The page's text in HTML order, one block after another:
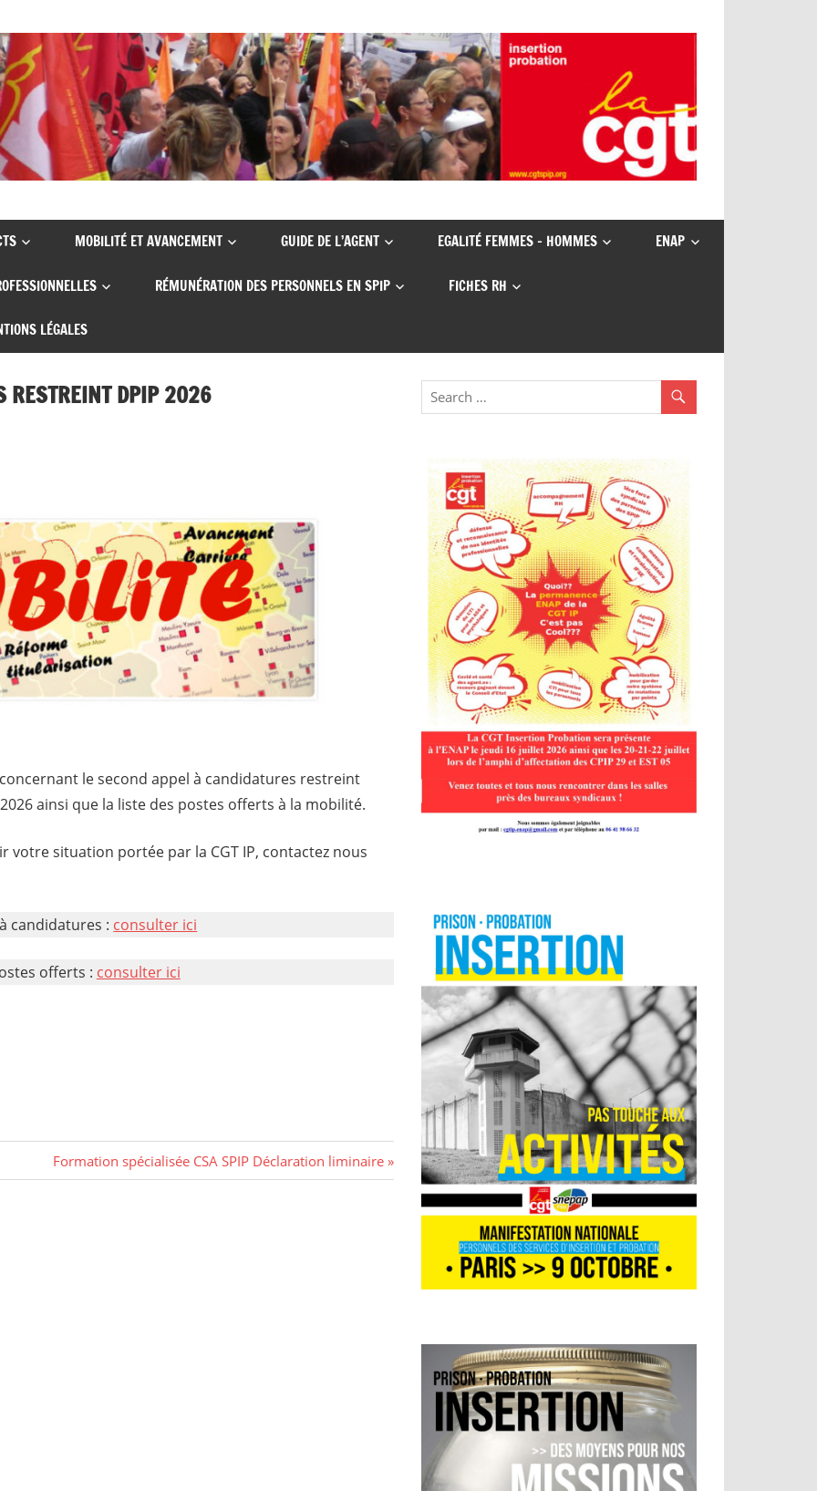
MOBILITÉ ET AVANCEMENT GUIDE DE L’AGENT EGALITÉ FEMMES – HOMMES ENAP
RÉMUNÉRATION DES PERSONNELS EN SPIP FICHES RH
LÉGALES
RESTREINT DPIP 2026
le second appel à candidatures restreint
ainsi que la liste des postes offerts à la mobilité.
votre situation portée par la CGT IP, contactez nous
candidatures : consulter ici
offerts : consulter ici
Next
Post:
Formation spécialisée CSA SPIP Déclaration liminaire